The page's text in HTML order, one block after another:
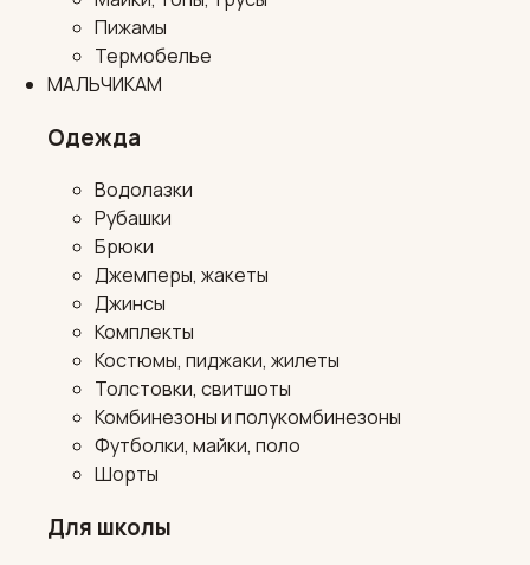
Пижамы
Термобелье
МАЛЬЧИКАМ
Одежда
Водолазки
Рубашки
Брюки
Джемперы, жакеты
Джинсы
Комплекты
Костюмы, пиджаки, жилеты
Толстовки, свитшоты
Комбинезоны и полукомбинезоны
Футболки, майки, поло
Шорты
Для школы